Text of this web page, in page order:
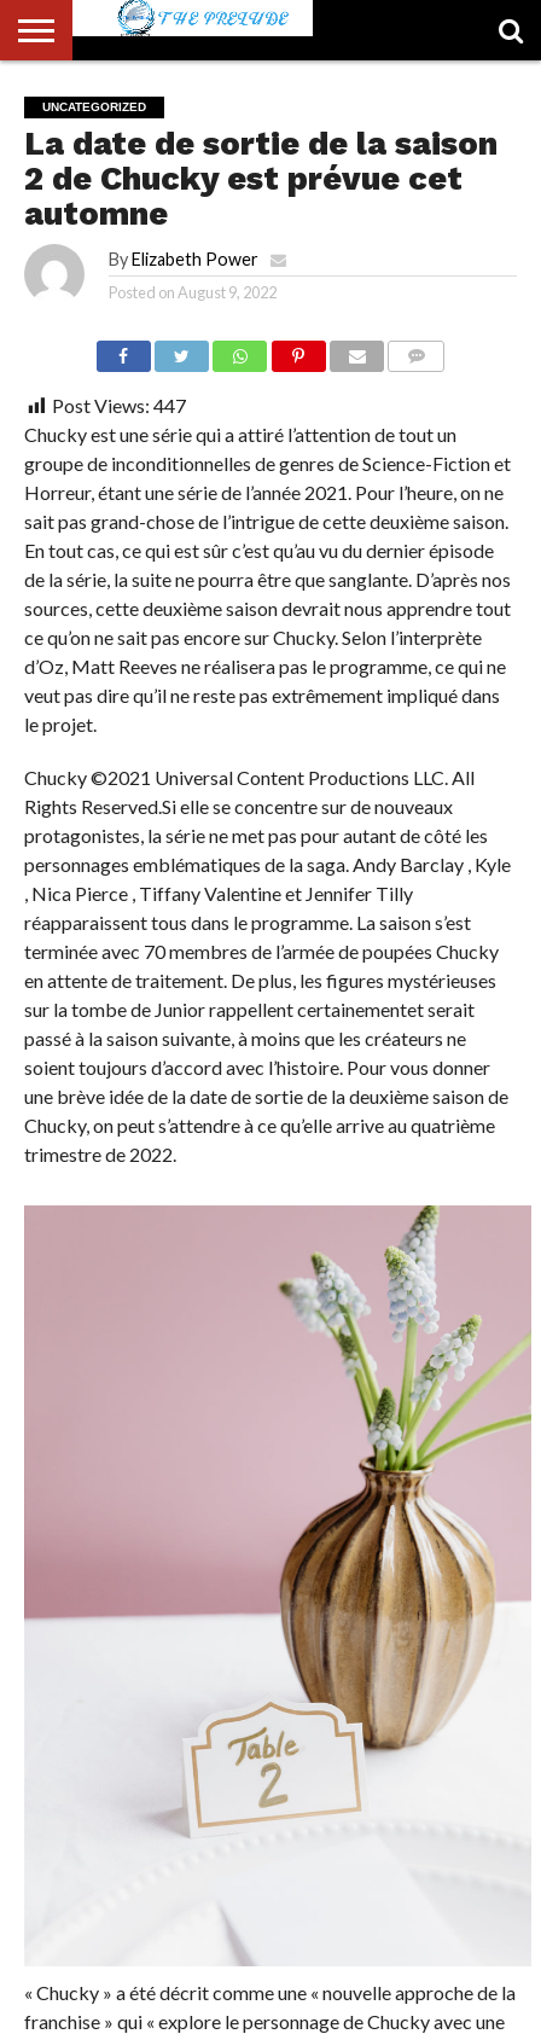
US
ACCOUNT
AUTHORS
LIST
FULL-
WIDTH
PAGE
HOME
LATEST
NEWS
LOGIN
LOGOUT
MEMBERS
PASSWORD
RESET
REGISTER
SAMPLE
PAGE
TYPOGRAPHY
USER
UNCATEGORIZED
La date de sortie de la saison
2 de Chucky est prévue cet
automne
By Elizabeth Power
Posted onAugust 9, 2022
Post Views: 447
Chucky est une série qui a attiré l’attention de tout un
groupe de inconditionnelles de genres de Science-Fiction et
Horreur, étant une série de l’année 2021. Pour l’heure, on ne
sait pas grand-chose de l’intrigue de cette deuxième saison.
En tout cas, ce qui est sûr c’est qu’au vu du dernier épisode
de la série, la suite ne pourra être que sanglante. D’après nos
sources, cette deuxième saison devrait nous apprendre tout
ce qu’on ne sait pas encore sur Chucky. Selon l’interprète
d’Oz, Matt Reeves ne réalisera pas le programme, ce qui ne
veut pas dire qu’il ne reste pas extrêmement impliqué dans
le projet.
Chucky ©2021 Universal Content Productions LLC. All
Rights Reserved.Si elle se concentre sur de nouveaux
protagonistes, la série ne met pas pour autant de côté les
personnages emblématiques de la saga. Andy Barclay , Kyle
, Nica Pierce , Tiffany Valentine et Jennifer Tilly
réapparaissent tous dans le programme. La saison s’est
terminée avec 70 membres de l’armée de poupées Chucky
en attente de traitement. De plus, les figures mystérieuses
sur la tombe de Junior rappellent certainementet serait
passé à la saison suivante, à moins que les créateurs ne
soient toujours d’accord avec l’histoire. Pour vous donner
une brève idée de la date de sortie de la deuxième saison de
Chucky, on peut s’attendre à ce qu’elle arrive au quatrième
trimestre de 2022.
« Chucky » a été décrit comme une « nouvelle approche de la
franchise » qui « explore le personnage de Chucky avec une